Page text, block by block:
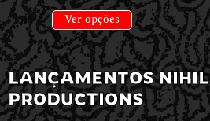
Ver opções
LANÇAMENTOS NIHIL
PRODUCTIONS